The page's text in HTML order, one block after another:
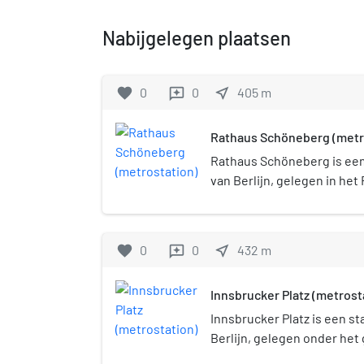
Nabijgelegen plaatsen
favorite 0 reviews 0 near_me 405 m
Rathaus Schöneberg
Rathaus Schöneberg is
van Berlijn, gelegen in het
Schöneberg. Het
was onderdeel van de
aangelegd. Tegenwoordig
aangeduid als U4.
de metrolijn legde men
favorite 0 reviews 0 near_me 432 m
Innsbrucker Platz
Innsbrucker Platz is een
Berlijn, gelegen onder het